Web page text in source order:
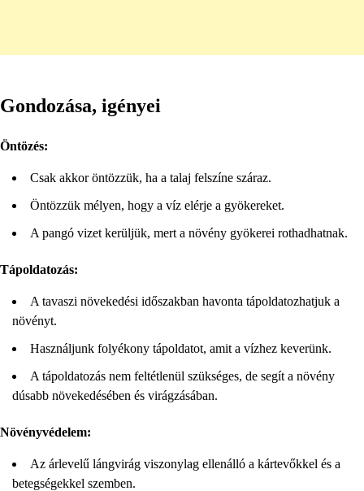
Gondozása, igényei
Öntözés:
Csak akkor öntözzük, ha a talaj felszíne száraz.
Öntözzük mélyen, hogy a víz elérje a gyökereket.
A pangó vizet kerüljük, mert a növény gyökerei rothadhatnak.
Tápoldatozás:
A tavaszi növekedési időszakban havonta tápoldatozhatjuk a
növényt.
Használjunk folyékony tápoldatot, amit a vízhez keverünk.
A tápoldatozás nem feltétlenül szükséges, de segít a növény
dúsabb növekedésében és virágzásában.
Növényvédelem:
Az árlevelű lángvirág viszonylag ellenálló a kártevőkkel és a
betegségekkel szemben.